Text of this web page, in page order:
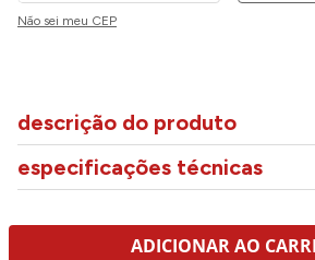
Não sei meu CEP
descrição do produto
especificações técnicas
ADICIONAR AO